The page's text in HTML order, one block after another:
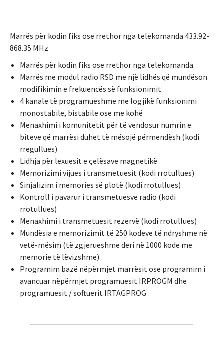
Marrës për kodin fiks ose rrethor nga telekomanda 433.92-
868.35 MHz
Marrës për kodin fiks ose rrethor nga telekomanda.
Marrës me modul radio RSD me një lidhës që mundëson
modifikimin e frekuencës së funksionimit
4 kanale të programueshme me logjikë funksionimi
monostabile, bistabile ose me kohë
Menaxhimi i komunitetit për të vendosur numrin e
biteve që marrësi duhet të mësojë përmendësh (kodi
rregullues)
Lidhja për lexuesit e çelësave magnetikë
Memorizimi vijues i transmetuesit (kodi rrotullues)
Sinjalizim i memories së plotë (kodi rrotullues)
Kontroll i pavarur i transmetuesve radio (kodi
rrotullues)
Menaxhimi i transmetuesit rezervë (kodi rrotullues)
Mundësia e memorizimit të 250 kodeve të ndryshme në
vetë-mësim (të zgjerueshme deri në 1000 kode me
memorie të lëvizshme)
Programim bazë nëpërmjet marrësit ose programim i
avancuar nëpërmjet programuesit IRPROGM dhe
programuesit / softuerit IRTAGPROG